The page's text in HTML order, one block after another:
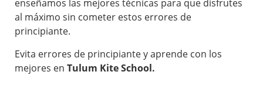
enseñamos las mejores técnicas para que disfrutes
al máximo sin cometer estos errores de
principiante.
Evita errores de principiante y aprende con los
mejores en Tulum Kite School.